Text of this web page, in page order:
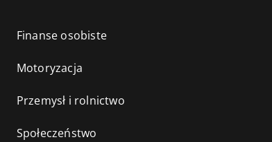
Finanse osobiste
Motoryzacja
Przemysł i rolnictwo
Społeczeństwo